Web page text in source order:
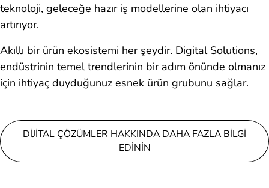
teknoloji, geleceğe hazır iş modellerine olan ihtiyacı
artırıyor.
Akıllı bir ürün ekosistemi her şeydir. Digital Solutions,
endüstrinin temel trendlerinin bir adım önünde olmanız
için ihtiyaç duyduğunuz esnek ürün grubunu sağlar.
DIJITAL ÇÖZÜMLER HAKKINDA DAHA FAZLA BILGI
EDININ